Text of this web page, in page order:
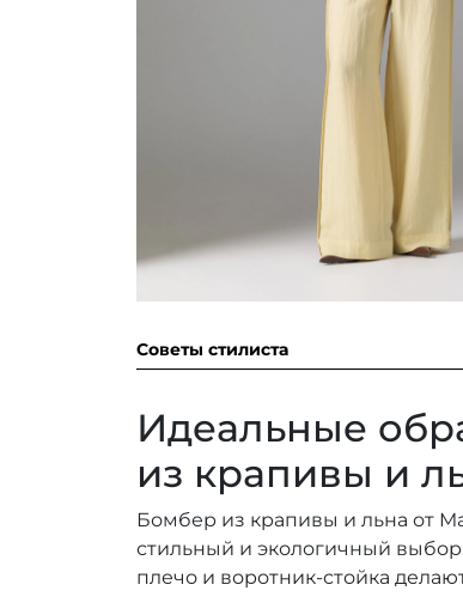
Советы стилиста
Идеальные
из крапивы и
Бомбер из крапивы и льна от
стильный и экологичный
плечо и воротник-стойка